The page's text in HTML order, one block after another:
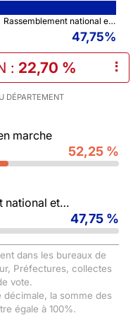
Rassemblement national et ses alliés
47,75%
: 22,70 % ⠇
DÉPARTEMENT
marche
52,25 %
et ses alliés
47,75 %
dans les bureaux de
Préfectures, collectes
vote.
décimale, la somme des
égale à 100%.